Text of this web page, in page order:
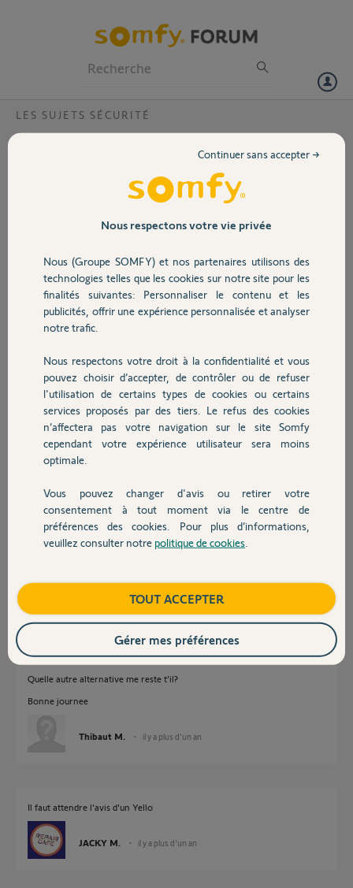
Volet
Sécurité
Domotique
Chauffage
Autres produits
Devis avec un pro
Contact
LES SUJETS SÉCURITÉ
Malgré plusieurs tentative, changement de pile, déplacement pour se
je commence à être tendu
Est ce que cela vous est déjà arrivé?
Merci,
Thibaut M.
Participer au fil de discussion
Réponses
Vérifiez que vous faite bien comme dans le Retex suivant
https://forum.somfy.fr/questions/3138266-calibration-intellitag-retex
JACKY M. il y a plus d'un an
Bonjour Jacky,
Un grand merci pour votre aide mais malheureusement c’est déjà la
procédure que j’utilisais et qui ne marche toujours pas
Quelle autre alternative me reste t’il?
Bonne journee
Thibaut M. il y a plus d'un an
Il faut attendre l'avis d'un Yello
JACKY M. il y a plus d'un an
Nous respectons votre vie privée
Nous (Groupe SOMFY) et nos partenaires utilisons des
technologies telles que les cookies sur notre site pour les
finalités suivantes: Personnaliser le contenu et les
publicités, offrir une expérience personnalisée et analyser
notre trafic.
Nous respectons votre droit à la confidentialité et vous
pouvez choisir d’accepter, de contrôler ou de refuser
l'utilisation de certains types de cookies ou certains
services proposés par des tiers. Le refus des cookies
n’affectera pas votre navigation sur le site Somfy
cependant votre expérience utilisateur sera moins
optimale.
Vous pouvez changer d'avis ou retirer votre
consentement à tout moment via le centre de
préférences des cookies. Pour plus d’informations,
veuillez consulter notre politique de cookies
Continuer sans accepter →
TOUT ACCEPTER
Gérer mes préférences